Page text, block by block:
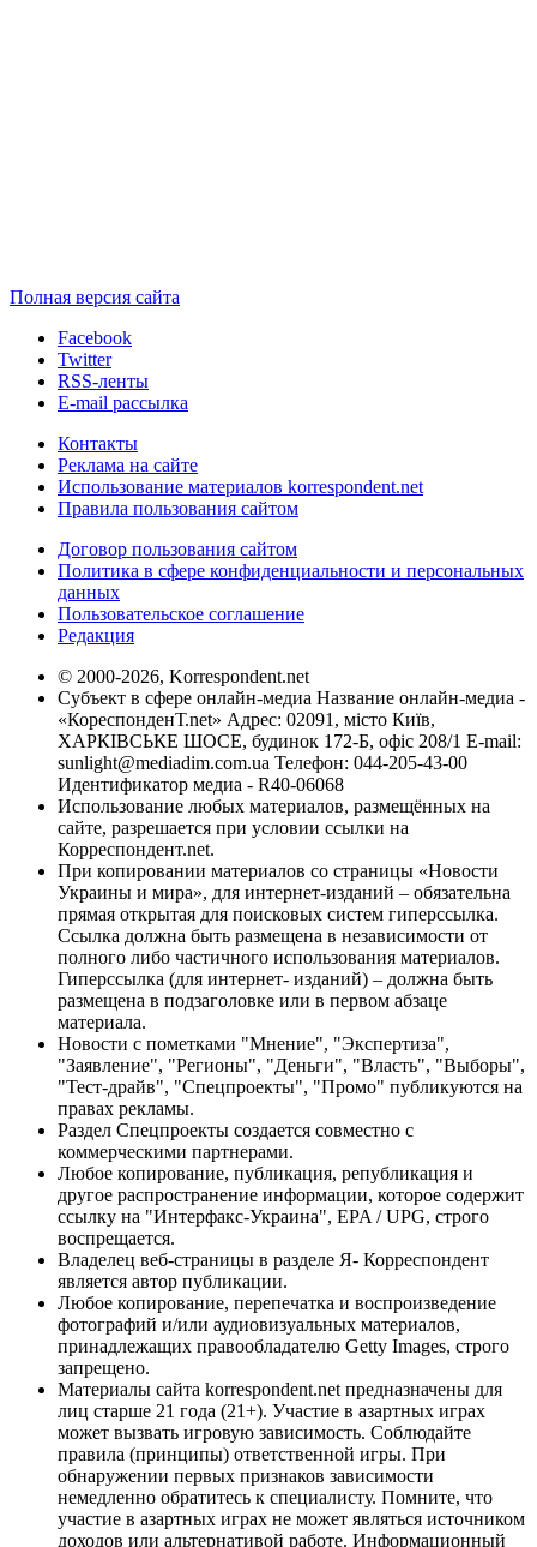
Полная версия сайта
Facebook
Twitter
RSS-ленты
E-mail рассылка
Контакты
Реклама на сайте
Использование материалов korrespondent.net
Правила пользования сайтом
Договор пользования сайтом
Политика в сфере конфиденциальности и персональных
данных
Пользовательское соглашение
Редакция
© 2000-2026, Korrespondent.net
Субъект в сфере онлайн-медиа Название онлайн-медиа -
«КореспонденТ.net» Адрес: 02091, місто Київ,
ХАРКІВСЬКЕ ШОСЕ, будинок 172-Б, офіс 208/1 E-mail:
sunlight@mediadim.com.ua Телефон: 044-205-43-00
Идентификатор медиа - R40-06068
Использование любых материалов, размещённых на
сайте, разрешается при условии ссылки на
Корреспондент.net.
При копировании материалов со страницы «Новости
Украины и мира», для интернет-изданий – обязательна
прямая открытая для поисковых систем гиперссылка.
Ссылка должна быть размещена в независимости от
полного либо частичного использования материалов.
Гиперссылка (для интернет- изданий) – должна быть
размещена в подзаголовке или в первом абзаце
материала.
Новости с пометками "Мнение", "Экспертиза",
"Заявление", "Регионы", "Деньги", "Власть", "Выборы",
"Тест-драйв", "Спецпроекты", "Промо" публикуются на
правах рекламы.
Раздел Спецпроекты создается совместно с
коммерческими партнерами.
Любое копирование, публикация, републикация и
другое распространение информации, которое содержит
ссылку на "Интерфакс-Украина", EPA / UPG, строго
воспрещается.
Владелец веб-страницы в разделе Я- Корреспондент
является автор публикации.
Любое копирование, перепечатка и воспроизведение
фотографий и/или аудиовизуальных материалов,
принадлежащих правообладателю Getty Images, строго
запрещено.
Материалы сайта korrespondent.net предназначены для
лиц старше 21 года (21+). Участие в азартных играх
может вызвать игровую зависимость. Соблюдайте
правила (принципы) ответственной игры. При
обнаружении первых признаков зависимости
немедленно обратитесь к специалисту. Помните, что
участие в азартных играх не может являться источником
доходов или альтернативой работе. Информационный